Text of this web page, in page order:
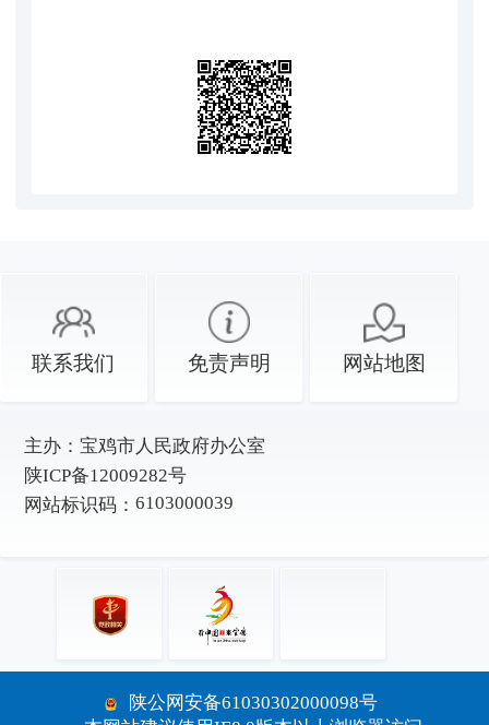
联系我们 免责声明 网站地图
主办： 宝鸡市人民政府办公室
陕ICP备12009282号
网站标识码： 6103000039
陕公网安备61030302000098号